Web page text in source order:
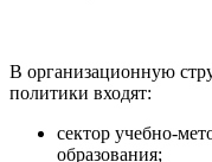
В организационную
политики входят:
сектор учебно-
образования;